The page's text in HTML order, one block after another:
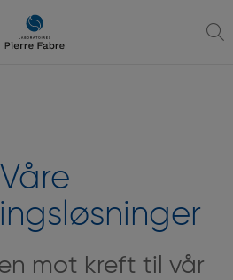
Våre
mot kreft til vår